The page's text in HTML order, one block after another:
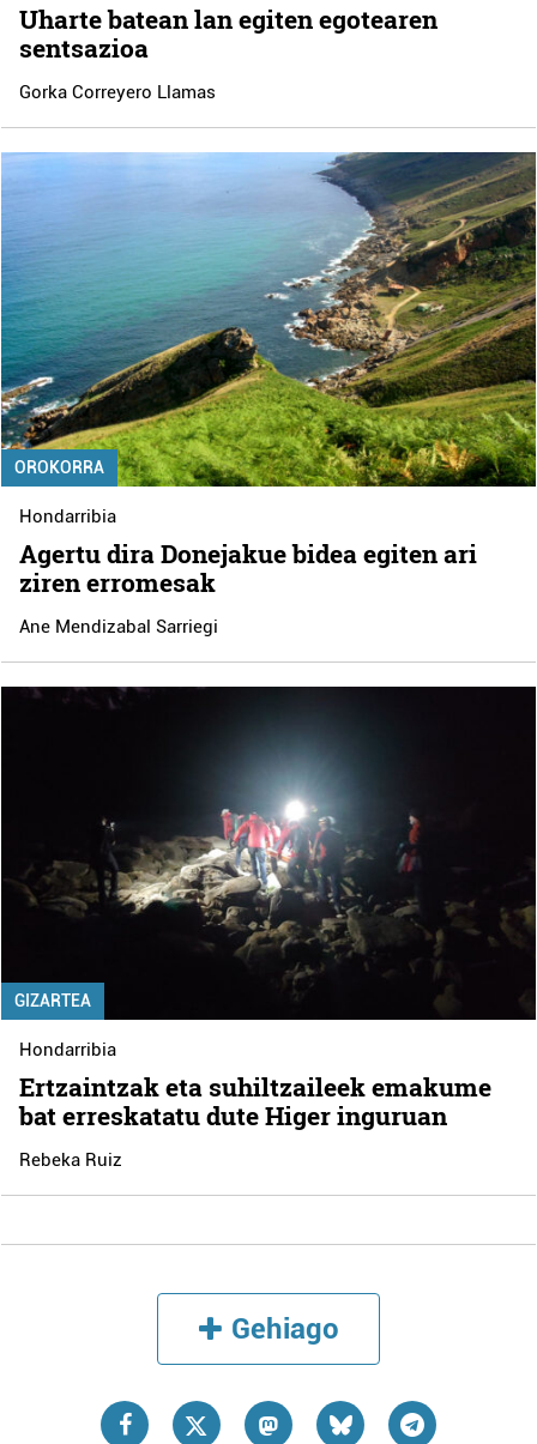
Uharte batean lan egiten egotearen
sentsazioa
Gorka Correyero Llamas
OROKORRA
Hondarribia
Agertu dira Donejakue bidea egiten ari
ziren erromesak
Ane Mendizabal Sarriegi
GIZARTEA
Hondarribia
Ertzaintzak eta suhiltzaileek emakume
bat erreskatatu dute Higer inguruan
Rebeka Ruiz
Gehiago